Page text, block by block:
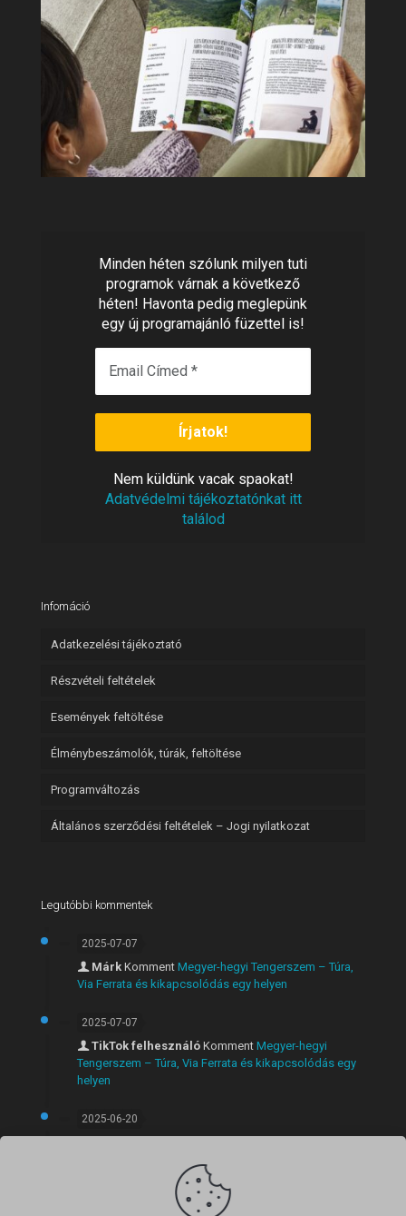
Minden héten szólunk milyen tuti
programok várnak a következő
héten! Havonta pedig meglepünk
egy új programajánló füzettel is!
Nem küldünkvacak spaokat!
Adatvédelmi tájékoztatónkat itt
találod
Infomáció
Adatkezelési tájékoztató
Részvételi feltételek
Események feltöltése
Élménybeszámolók, túrák, feltöltése
Programváltozás
Általános szerződési feltételek – Jogi nyilatkozat
Legutóbbi kommentek
2025-07-07
Márk Komment Megyer-hegyi Tengerszem – Túra,
Via Ferrata és kikapcsolódás egy helyen
2025-07-07
TikTok felhesználó Komment Megyer-hegyi
Tengerszem – Túra, Via Ferrata és kikapcsolódás egy
helyen
2025-06-20